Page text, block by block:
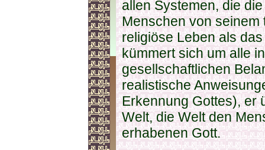
allen Systemen, die
Menschen von
religiöse Leben als
kümmert sich um alle
gesellschaftlichen
realistische
Erkennung Gottes), er
Welt, die Welt den
erhabenen Gott.